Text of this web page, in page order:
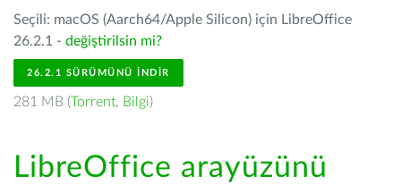
Seçili: macOS (Aarch64/Apple Silicon) için LibreOffice
26.2.1 - değiştirilsin mi?
26.2.1 SÜRÜMÜNÜ İNDIR
281 MB (Torrent, Bilgi)
LibreOffice arayüzünü